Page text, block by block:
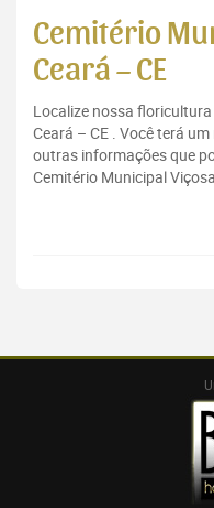
Cemitério
Ceará – CE
Localize nossa
Ceará – CE . Você terá
outras informações que
Cemitério Municipal